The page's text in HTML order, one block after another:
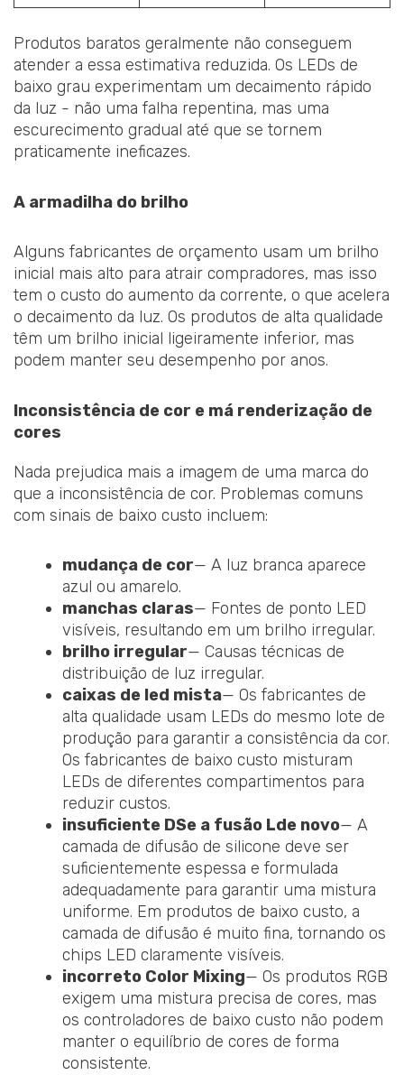
Produtos baratos geralmente não conseguem
atender a essa estimativa reduzida. Os LEDs de
baixo grau experimentam um decaimento rápido
da luz - não uma falha repentina, mas uma
escurecimento gradual até que se tornem
praticamente ineficazes.
A armadilha do brilho
Alguns fabricantes de orçamento usam um brilho
inicial mais alto para atrair compradores, mas isso
tem o custo do aumento da corrente, o que acelera
o decaimento da luz. Os produtos de alta qualidade
têm um brilho inicial ligeiramente inferior, mas
podem manter seu desempenho por anos.
Inconsistência de cor e má renderização de
cores
Nada prejudica mais a imagem de uma marca do
que a inconsistência de cor. Problemas comuns
com sinais de baixo custo incluem:
mudança de cor— A luz branca aparece
azul ou amarelo.
manchas claras— Fontes de ponto LED
visíveis, resultando em um brilho irregular.
brilho irregular— Causas técnicas de
distribuição de luz irregular.
caixas de led mista— Os fabricantes de
alta qualidade usam LEDs do mesmo lote de
produção para garantir a consistência da cor.
Os fabricantes de baixo custo misturam
LEDs de diferentes compartimentos para
reduzir custos.
insuficiente DSe a fusão Lde novo— A
camada de difusão de silicone deve ser
suficientemente espessa e formulada
adequadamente para garantir uma mistura
uniforme. Em produtos de baixo custo, a
camada de difusão é muito fina, tornando os
chips LED claramente visíveis.
incorreto Color Mixing— Os produtos RGB
exigem uma mistura precisa de cores, mas
os controladores de baixo custo não podem
manter o equilíbrio de cores de forma
consistente.